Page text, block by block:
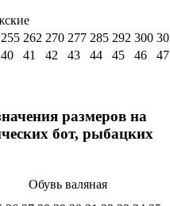
255 262 270 277 285 292 300
40 41 42 43 44 45 46 47
размеров на
бот, рыбацких
Обувь валяная